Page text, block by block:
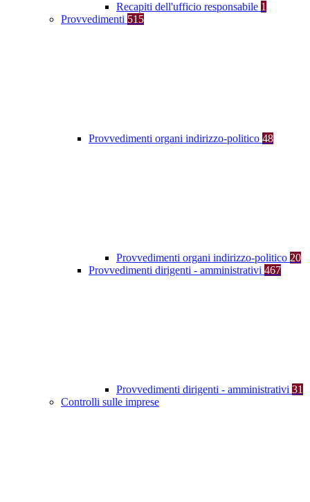
Recapiti dell'ufficio responsabile 1
Provvedimenti 515
Provvedimenti organi indirizzo-politico 48
Provvedimenti organi indirizzo-politico 20
Provvedimenti dirigenti - amministrativi 467
Provvedimenti dirigenti - amministrativi 31
Controlli sulle imprese